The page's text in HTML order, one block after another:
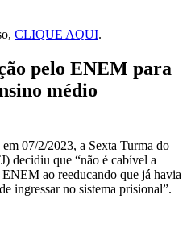
CLIQUE AQUI.
pelo ENEM para
médio
07/2/2023, a Sexta Turma do
decidiu que “não é cabível a
ao reeducando que já havia
ingressar no sistema prisional”.